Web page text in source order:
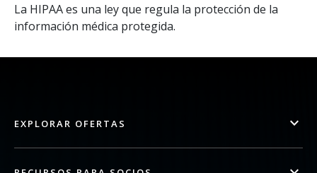
La HIPAA es una ley que regula la protección de la
información médica protegida.
EXPLORAR OFERTAS